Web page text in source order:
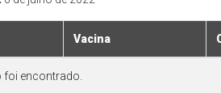
Vacina
foi encontrado.